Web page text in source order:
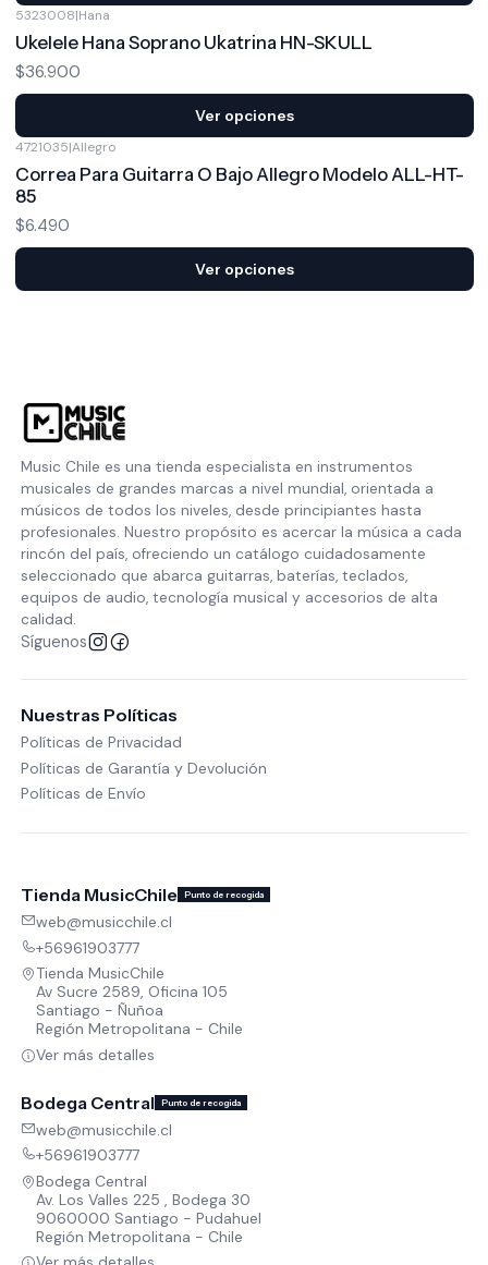
5323008|Hana
Ukelele Hana Soprano Ukatrina HN-SKULL
$36.900
Ver opciones
4721035|Allegro
Correa Para Guitarra O Bajo Allegro Modelo ALL-HT-
85
$6.490
Ver opciones
Music Chile es una tienda especialista en instrumentos
musicales de grandes marcas a nivel mundial, orientada a
músicos de todos los niveles, desde principiantes hasta
profesionales. Nuestro propósito es acercar la música a cada
rincón del país, ofreciendo un catálogo cuidadosamente
seleccionado que abarca guitarras, baterías, teclados,
equipos de audio, tecnología musical y accesorios de alta
calidad.
Síguenos
Nuestras Políticas
Políticas de Privacidad
Políticas de Garantía y Devolución
Políticas de Envío
Tienda MusicChile Punto de recogida
web@musicchile.cl
+56961903777
Tienda MusicChile
Av Sucre 2589, Oficina 105
Santiago - Ñuñoa
Región Metropolitana - Chile
Ver más detalles
Bodega Central Punto de recogida
web@musicchile.cl
+56961903777
Bodega Central
Av. Los Valles 225 , Bodega 30
9060000 Santiago - Pudahuel
Región Metropolitana - Chile